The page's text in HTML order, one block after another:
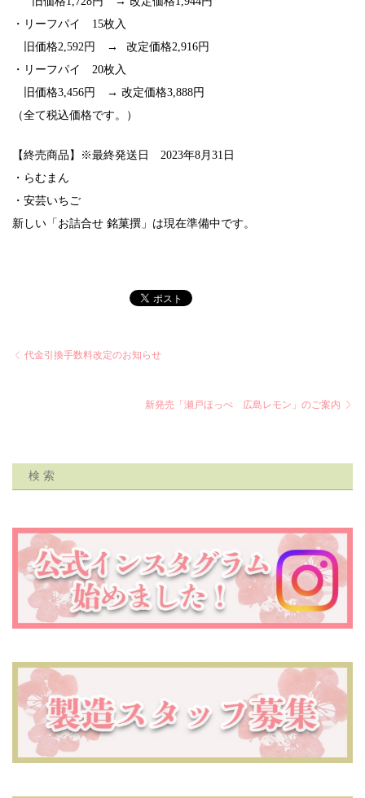
・リーフパイ 15枚入
⠀ 旧価格2,592円 →⠀改定価格2,916円
・リーフパイ 20枚入
⠀ 旧価格3,456円 → 改定価格3,888円
（全て税込価格です。）
【終売商品】※最終発送日 2023年8月31日
・らむまん
・安芸いちご
新しい「お詰合せ 銘菓撰」は現在準備中です。
代金引換手数料改定のお知らせ
新発売「瀬戸ほっぺ 広島レモン」のご案内